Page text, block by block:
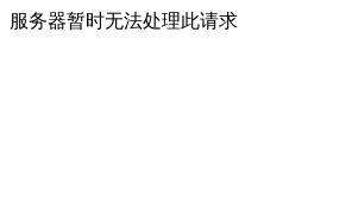
服务器暂时无法处理此请求